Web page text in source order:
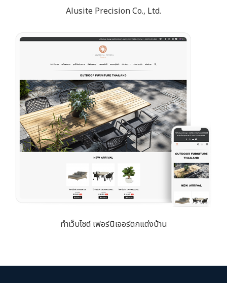
Alusite Precision Co., Ltd.
ทำเว็บไซต์ เฟอร์นิเจอร์ตกแต่งบ้าน